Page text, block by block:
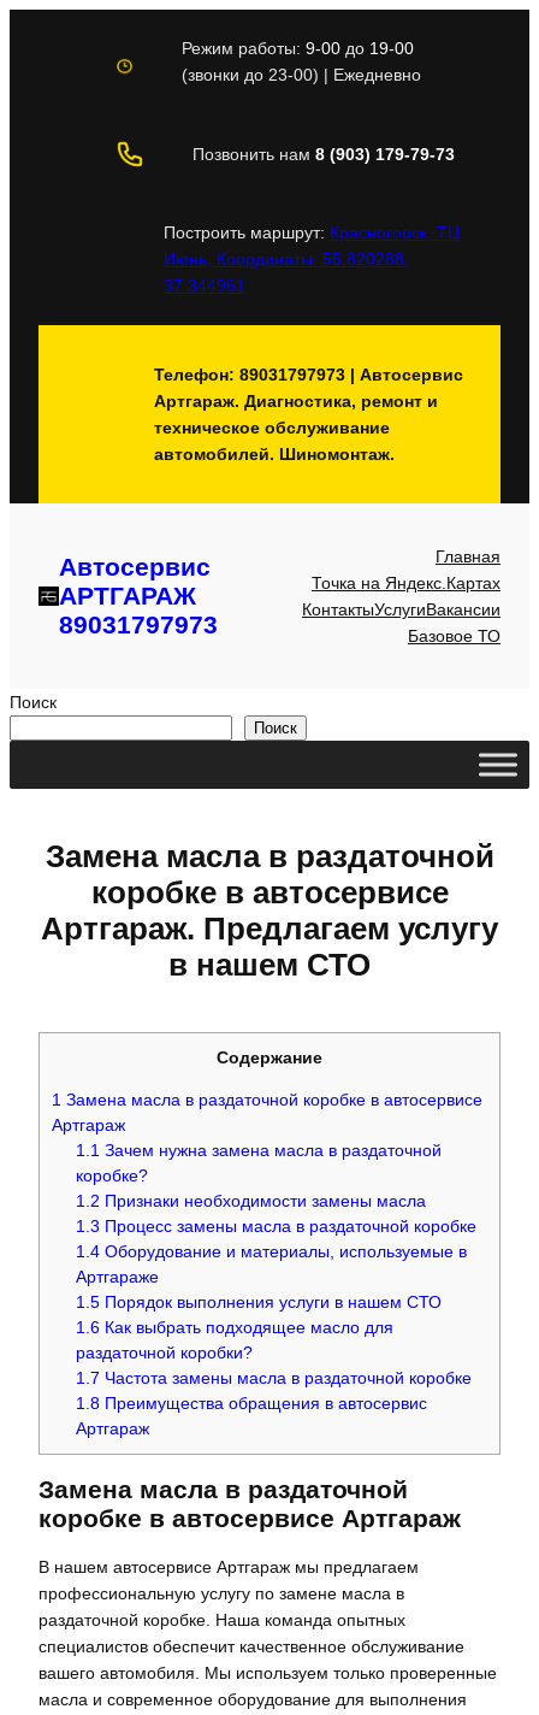
содержимому
Режим работы: 9-00до 19-00
(звонки до 23-00) | Ежедневно
Позвонить нам 8 (903) 179-79-73
Построить маршрут: Красногорск, ТЦ
Июнь, Координаты: 55.820288,
37.344961
Телефон: 89031797973 | Автосервис
Артгараж. Диагностика, ремонт и
техническое обслуживание
автомобилей. Шиномонтаж.
Автосервис
АРТГАРАЖ
89031797973
Главная
Точка на Яндекс.Картах
КонтактыУслугиВакансии
Базовое ТО
Поиск
Поиск
Замена масла в раздаточной
коробке в автосервисе
Артгараж. Предлагаем услугу
в нашем СТО
Содержание
1 Замена масла в раздаточной коробке в автосервисе
Артгараж
1.1 Зачем нужна замена масла в раздаточной
коробке?
1.2 Признаки необходимости замены масла
1.3 Процесс замены масла в раздаточной коробке
1.4 Оборудование и материалы, используемые в
Артгараже
1.5 Порядок выполнения услуги в нашем СТО
1.6 Как выбрать подходящее масло для
раздаточной коробки?
1.7 Частота замены масла в раздаточной коробке
1.8 Преимущества обращения в автосервис
Артгараж
Замена масла в раздаточной
коробке в автосервисе Артгараж
В нашем автосервисе Артгараж мы предлагаем
профессиональную услугу по замене масла в
раздаточной коробке. Наша команда опытных
специалистов обеспечит качественное обслуживание
вашего автомобиля. Мы используем только проверенные
масла и современное оборудование для выполнения